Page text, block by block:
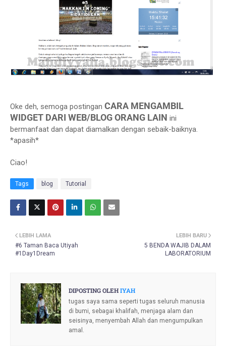
Oke deh, semoga postingan CARA MENGAMBIL
WIDGET DARI WEB/BLOG ORANG LAIN ini
bermanfaat dan dapat diamalkan dengan sebaik-baiknya.
*apasih*
Ciao!
Tags blog Tutorial
LEBIH BARU
5 BENDA WAJIB DALAM
LABORATORIUM
LEBIH LAMA
#6 Taman Baca Utiyah
#1Day1Dream
DIPOSTING OLEHIYAH
tugas saya sama seperti tugas seluruh manusia
di bumi, sebagai khalifah, menjaga alam dan
seisinya, menyembah Allah dan mengumpulkan
amal.